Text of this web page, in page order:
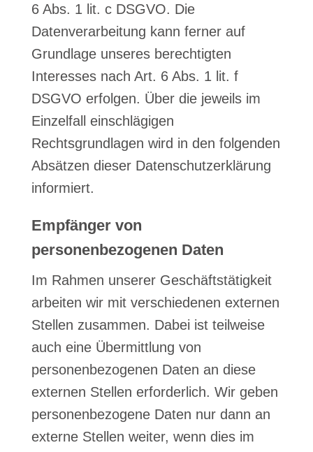
6 Abs. 1 lit. c DSGVO. Die
Datenverarbeitung kann ferner auf
Grundlage unseres berechtigten
Interesses nach Art. 6 Abs. 1 lit. f
DSGVO erfolgen. Über die jeweils im
Einzelfall einschlägigen
Rechtsgrundlagen wird in den folgenden
Absätzen dieser Datenschutzerklärung
informiert.
Empfänger von
personenbezogenen Daten
Im Rahmen unserer Geschäftstätigkeit
arbeiten wir mit verschiedenen externen
Stellen zusammen. Dabei ist teilweise
auch eine Übermittlung von
personenbezogenen Daten an diese
externen Stellen erforderlich. Wir geben
personenbezogene Daten nur dann an
externe Stellen weiter, wenn dies im